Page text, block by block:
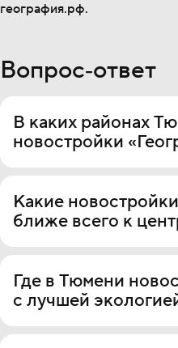
география.рф.
Вопрос‐ответ
В каких районах
новостройки
Мы строим в 5‐м Заречном
«Дивный квартал у озера»
у Плехановского бора на
Какие
ближе всего к
К центру близок 5‐й
например, ЖК «Дивный
«Окинава»: около 10 минут
Где в Тюмени
с лучшей